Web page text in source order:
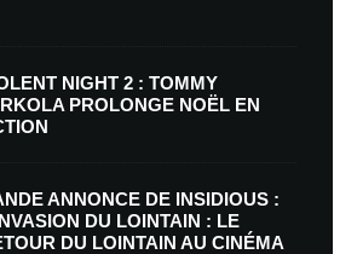
NIGHT 2 : TOMMY
PROLONGE NOËL EN
ANNONCE DE INSIDIOUS :
DU LOINTAIN : LE
DU LOINTAIN AU CINÉMA